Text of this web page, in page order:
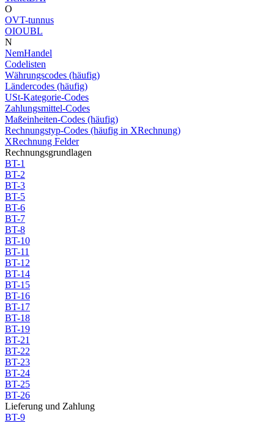
O
OVT-tunnus
OIOUBL
N
NemHandel
Codelisten
Währungscodes (häufig)
Ländercodes (häufig)
USt-Kategorie-Codes
Zahlungsmittel-Codes
Maßeinheiten-Codes (häufig)
Rechnungstyp-Codes (häufig in XRechnung)
XRechnung Felder
Rechnungsgrundlagen
BT-1
BT-2
BT-3
BT-5
BT-6
BT-7
BT-8
BT-10
BT-11
BT-12
BT-14
BT-15
BT-16
BT-17
BT-18
BT-19
BT-21
BT-22
BT-23
BT-24
BT-25
BT-26
Lieferung und Zahlung
BT-9